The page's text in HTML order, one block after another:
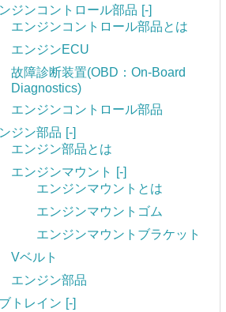
ジンコントロール部品 [-]
エンジンコントロール部品とは
エンジンECU
故障診断装置(OBD：On-Board
Diagnostics)
エンジンコントロール部品
ジン部品 [-]
エンジン部品とは
エンジンマウント
[-]
エンジンマウントとは
エンジンマウントゴム
エンジンマウントブラケット
Vベルト
エンジン部品
トレイン [-]